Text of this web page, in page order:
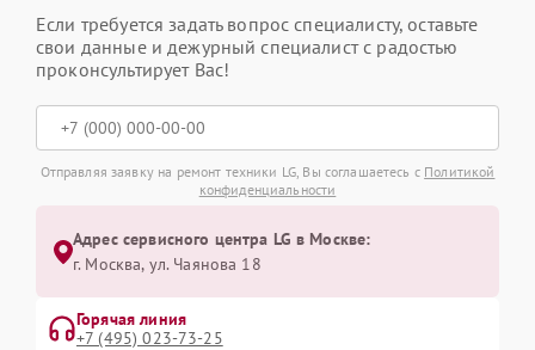
Если требуется задать вопрос специалисту, оставьте
свои данные и дежурный специалист с радостью
проконсультирует Вас!
Отправляя заявку на ремонт техники LG, Вы соглашаетесь с Политикой
конфиденциальности
Адрес сервисного центра LG в Москве:
г. Москва, ул. Чаянова 18
Горячая линия
+7 (495) 023-73-25